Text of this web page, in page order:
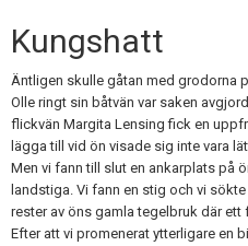
Kungshatt
Äntligen skulle gåtan med grodorna
Olle ringt sin båtvän var saken
flickvän Margita Lensing fick en
lägga till vid ön visade sig inte vara
Men vi fann till slut en ankarplats på
landstiga. Vi fann en stig och vi
rester av öns gamla tegelbruk där
Efter att vi promenerat ytterligare en